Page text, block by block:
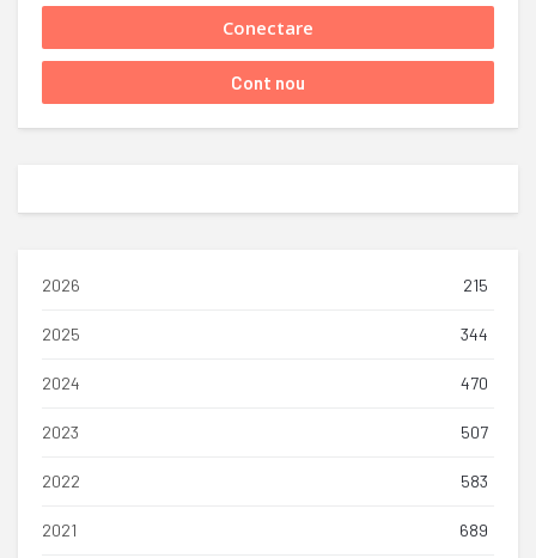
2026 215
2025 344
2024 470
2023 507
2022 583
2021 689